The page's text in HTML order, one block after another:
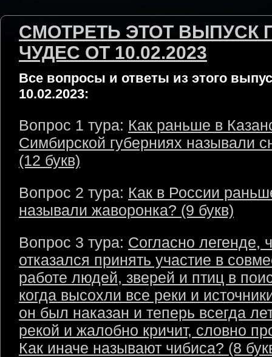
СМОТРЕТЬ ЭТОТ ВЫПУСК
ЧУДЕС ОТ 10.02.2023
Все вопросы и ответы из этого
10.02.2023:
Вопрос 1 тура: Как раньше в
Симбирской губерниях называли
(12 букв)
Вопрос 2 тура: Как в России
называли жаворонка? (9 букв)
Вопрос 3 тура: Согласно легенде,
отказался принять участие в
работе людей, зверей и птиц в
когда высохли все реки и
он был наказан и теперь всегда
рекой и жалобно кричит, словно
Как иначе называют чибиса? (8